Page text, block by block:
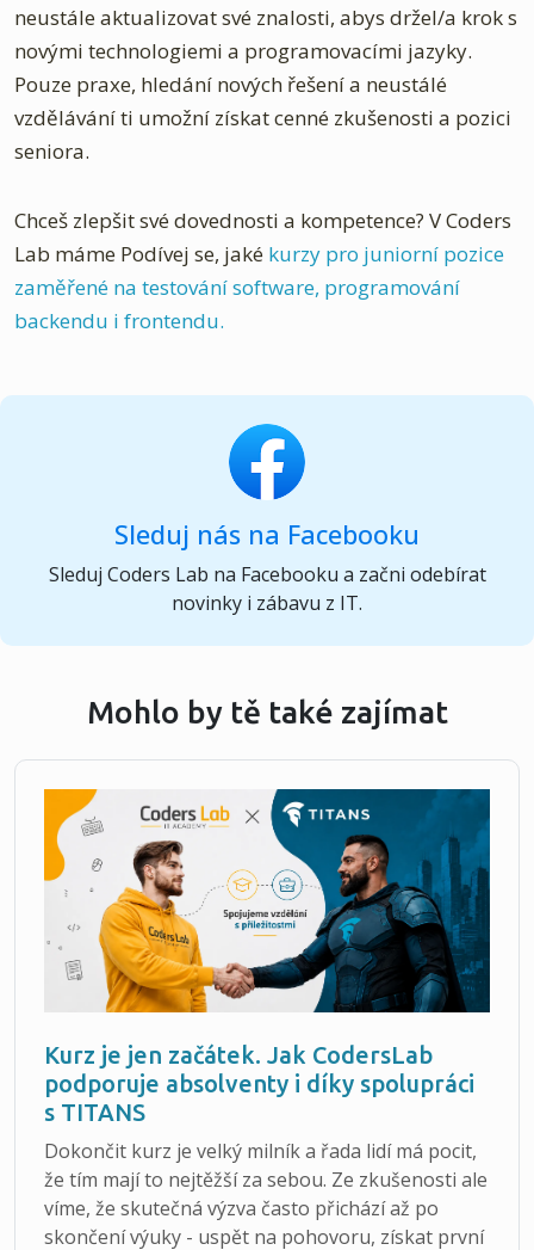
neustále aktualizovat své znalosti, abys držel/a krok s
novými technologiemi a programovacími jazyky.
Pouze praxe, hledání nových řešení a neustálé
vzdělávání ti umožní získat cenné zkušenosti a pozici
seniora.
Chceš zlepšit své dovednosti a kompetence? V Coders
Lab máme Podívej se, jaké kurzy pro juniorní pozice
zaměřené na testování software, programování
backendu i frontendu.
Sleduj nás na Facebooku
Sleduj Coders Lab na Facebooku a začni odebírat
novinky i zábavu z IT.
Mohlo by tě také zajímat
Kurz je jen začátek. Jak CodersLab
podporuje absolventy i díky spolupráci
s TITANS
Dokončit kurz je velký milník a řada lidí má pocit,
že tím mají to nejtěžší za sebou. Ze zkušenosti ale
víme, že skutečná výzva často přichází až po
skončení výuky - uspět na pohovoru, získat první